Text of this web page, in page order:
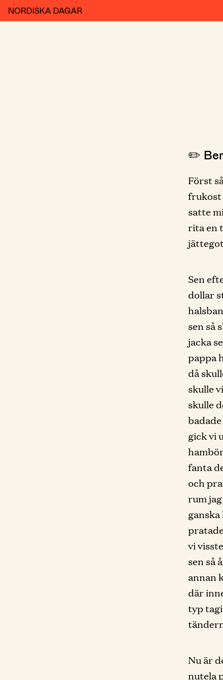
NORDISKA DAGAR
✏️
Först
frukost
satte
rita en
Sen
dollar
sen så
jacka
pappa
då
skulle
skulle
gick vi
fanta
och
rum
vi
sen så
annan
där
typ
Nu är
nutela